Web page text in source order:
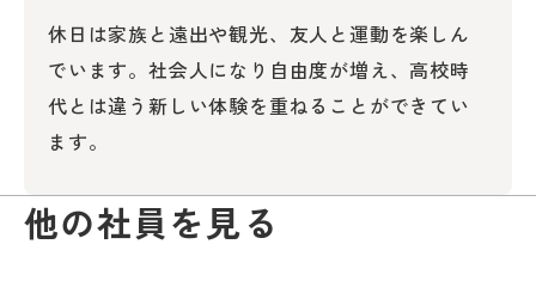
休日は家族と遠出や観光、友人と運動を楽しん
でいます。社会人になり自由度が増え、高校時
代とは違う新しい体験を重ねることができてい
ます。
他の社員を見る